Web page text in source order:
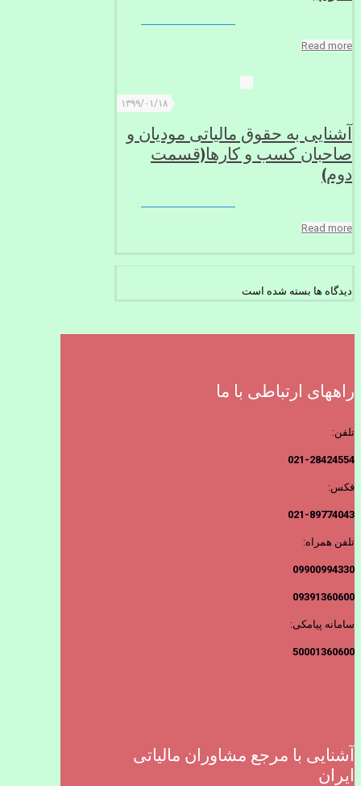
Read more
۱۳۹۹/۰۱/۱۸
آشنایی به حقوق مالیاتی مودیان و
صاحبان کسب و کارها(قسمت
دوم)
Read more
دیدگاه ها بسته شده است
راههای ارتباطی با ما
تلفن:
021-28424554
فکس:
021-89774043
تلفن همراه:
09900994330
09391360600
سامانه پیامکی:
50001360600
آشنایی با مرجع مشاوران مالیاتی
ایران